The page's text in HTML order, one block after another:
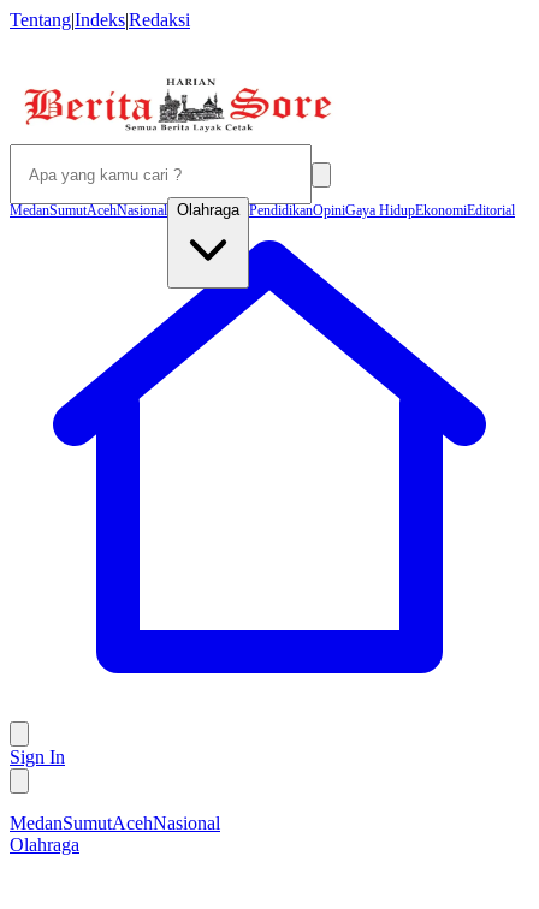
Tentang|Indeks|Redaksi
MedanSumutAcehNasional Olahraga PendidikanOpiniGaya HidupEkonomiEditorial
Sign In
MedanSumutAcehNasional
Olahraga